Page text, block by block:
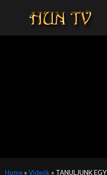
Home» Videók » TANULJUNK